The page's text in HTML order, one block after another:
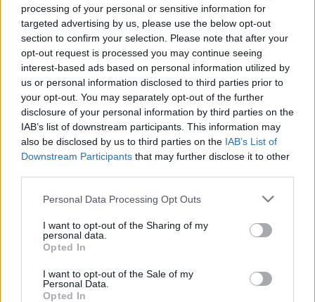
processing of your personal or sensitive information for
targeted advertising by us, please use the below opt-out
section to confirm your selection. Please note that after your
opt-out request is processed you may continue seeing
interest-based ads based on personal information utilized by
us or personal information disclosed to third parties prior to
your opt-out. You may separately opt-out of the further
disclosure of your personal information by third parties on the
IAB’s list of downstream participants. This information may
also be disclosed by us to third parties on the IAB’s List of
Downstream Participants that may further disclose it to other
Please note that this website/app uses one or more Google
not limited to your visit or usage behaviour. You may click to
grant or deny consent to Google and its third-party tags to
use your data for below specified purposes in below Google
consent section.
Personal Data Processing Opt Outs
I want to opt-out of the Sharing of my
personal data.
Opted In
I want to opt-out of the Sale of my
Personal Data.
Opted In
Notepad and Snipping Tool in Wrong
Language on Windows 11
Як виявляється, це, схоже, контролюється
списком бажаних мов.
Цей список можна знайти в розділі
Налаштування / Час і мова / Мова та регіон.
Як зазначено трохи вище списку, програми з
англійською (Данія), і, очевидно, це призвело до
того, що Блокнот та Інструмент «Ножниці» (і,
можливо, інші, яких я не помітив) відображалися
данською мовою, хоча мовою мала бути
англійська.